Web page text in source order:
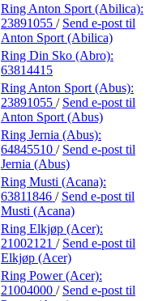
Ring Anton Sport (Abilica):
23891055 / Send e-post til
Anton Sport (Abilica)
Ring Din Sko (Abro):
63814415
Ring Anton Sport (Abus):
23891055 / Send e-post til
Anton Sport (Abus)
Ring Jernia (Abus):
64845510 / Send e-post til
Jernia (Abus)
Ring Musti (Acana):
63811846 / Send e-post til
Musti (Acana)
Ring Elkjøp (Acer):
21002121 / Send e-post til
Elkjøp (Acer)
Ring Power (Acer):
21004000 / Send e-post til